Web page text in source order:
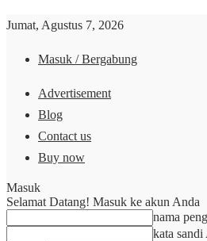
Jumat, Agustus 7, 2026
Masuk / Bergabung
Advertisement
Blog
Contact us
Buy now
Masuk
Selamat Datang! Masuk ke akun Anda
nama
kata sandi